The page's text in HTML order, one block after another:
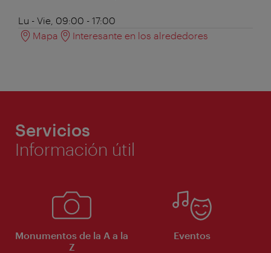
Lu - Vie, 09:00 - 17:00
Mapa
Interesante en los alrededores
Servicios
Información útil
Monumentos de la A a la
Z
Eventos